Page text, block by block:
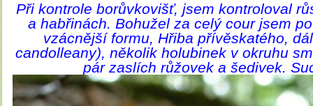
Při kontrole borůvkovišť, jsem kontroloval
a habřinách. Bohužel za celý cour jsem
vzácnější formu, Hřiba přívěskatého,
candolleany), několik holubinek v okruhu
pár zaslích růžovek a šedivek.